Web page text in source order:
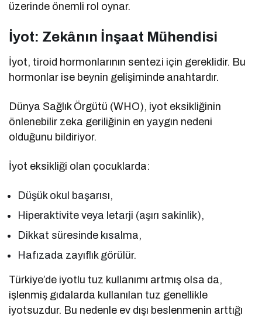
üzerinde önemli rol oynar.
İyot: Zekânın İnşaat Mühendisi
İyot, tiroid hormonlarının sentezi için gereklidir. Bu
hormonlar ise beynin gelişiminde anahtardır.
Dünya Sağlık Örgütü (WHO), iyot eksikliğinin
önlenebilir zeka geriliğinin en yaygın nedeni
olduğunu bildiriyor.
İyot eksikliği olan çocuklarda:
Düşük okul başarısı,
Hiperaktivite veya letarji (aşırı sakinlik),
Dikkat süresinde kısalma,
Hafızada zayıflık görülür.
Türkiye’de iyotlu tuz kullanımı artmış olsa da,
işlenmiş gıdalarda kullanılan tuz genellikle
iyotsuzdur. Bu nedenle ev dışı beslenmenin arttığı